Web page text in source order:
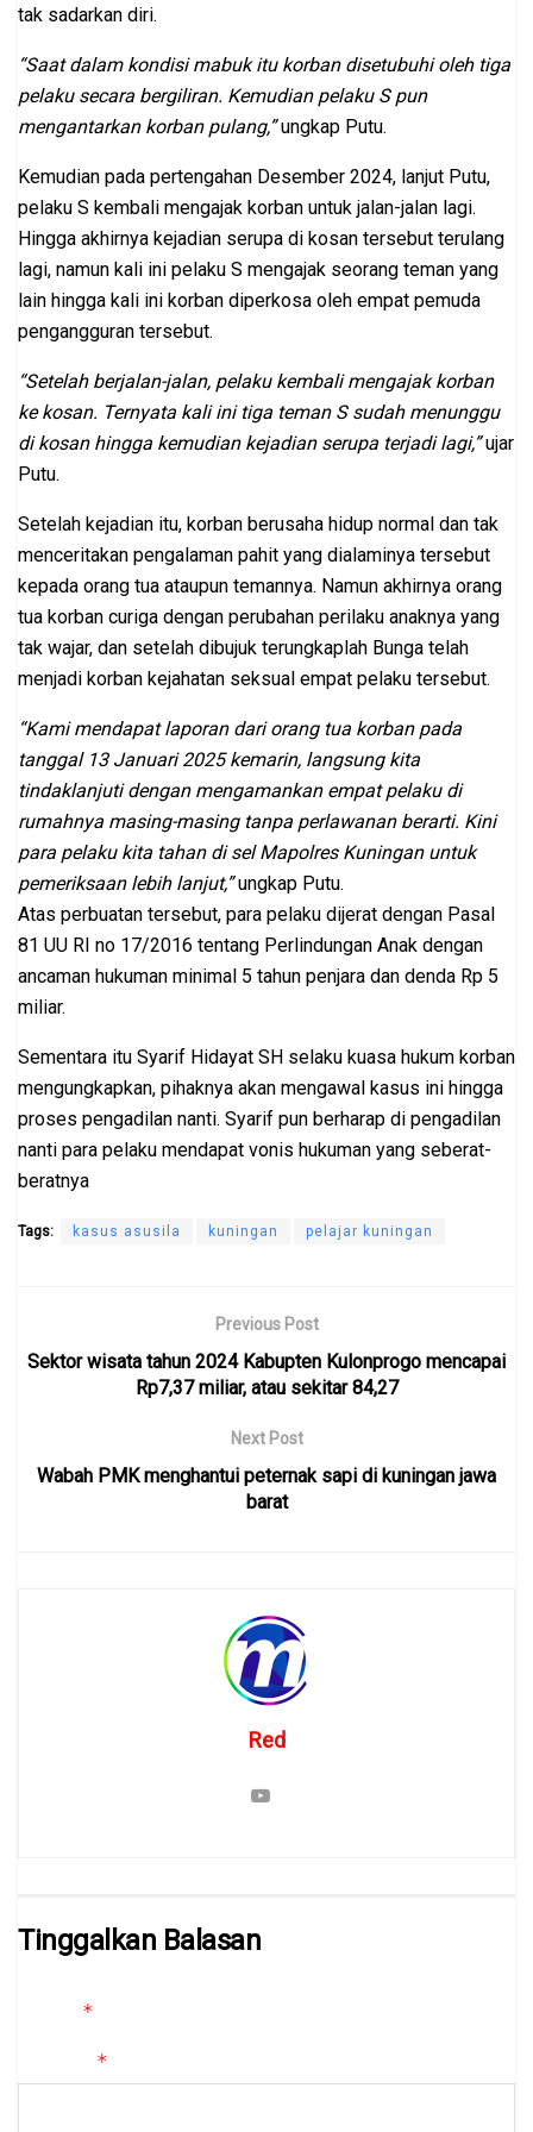
tak sadarkan diri.
“Saat dalam kondisi mabuk itu korban disetubuhi oleh tiga
pelaku secara bergiliran. Kemudian pelaku S pun
mengantarkan korban pulang,”ungkap Putu.
Kemudian pada pertengahan Desember 2024, lanjut Putu,
pelaku S kembali mengajak korban untuk jalan-jalan lagi.
Hingga akhirnya kejadian serupa di kosan tersebut terulang
lagi, namun kali ini pelaku S mengajak seorang teman yang
lain hingga kali ini korban diperkosa oleh empat pemuda
pengangguran tersebut.
“Setelah berjalan-jalan, pelaku kembali mengajak korban
ke kosan. Ternyata kali ini tiga teman S sudah menunggu
di kosan hingga kemudian kejadian serupa terjadi lagi,”ujar
Putu.
Setelah kejadian itu, korban berusaha hidup normal dan tak
menceritakan pengalaman pahit yang dialaminya tersebut
kepada orang tua ataupun temannya. Namun akhirnya orang
tua korban curiga dengan perubahan perilaku anaknya yang
tak wajar, dan setelah dibujuk terungkaplah Bunga telah
menjadi korban kejahatan seksual empat pelaku tersebut.
“Kami mendapat laporan dari orang tua korban pada
tanggal 13 Januari 2025 kemarin, langsung kita
tindaklanjuti dengan mengamankan empat pelaku di
rumahnya masing-masing tanpa perlawanan berarti. Kini
para pelaku kita tahan di sel Mapolres Kuningan untuk
pemeriksaan lebih lanjut,”ungkap Putu.
Atas perbuatan tersebut, para pelaku dijerat dengan Pasal
81 UU RI no 17/2016 tentang Perlindungan Anak dengan
ancaman hukuman minimal 5 tahun penjara dan denda Rp 5
miliar.
Sementara itu Syarif Hidayat SH selaku kuasa hukum korban
mengungkapkan, pihaknya akan mengawal kasus ini hingga
proses pengadilan nanti. Syarif pun berharap di pengadilan
nanti para pelaku mendapat vonis hukuman yang seberat-
beratnya
Tags: kasus asusila kuningan pelajar kuningan
Previous Post
Sektor wisata tahun 2024 Kabupten Kulonprogo mencapai
Rp7,37 miliar, atau sekitar 84,27
Next Post
Wabah PMK menghantui peternak sapi di kuningan jawa
barat
Red
Tinggalkan Balasan
*
*